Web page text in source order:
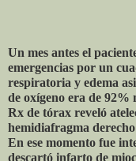
Un mes antes el
emergencias por un
respiratoria y edema
de oxígeno era de
Rx de tórax reveló
hemidiafragma
En ese momento fue
descartó infarto de